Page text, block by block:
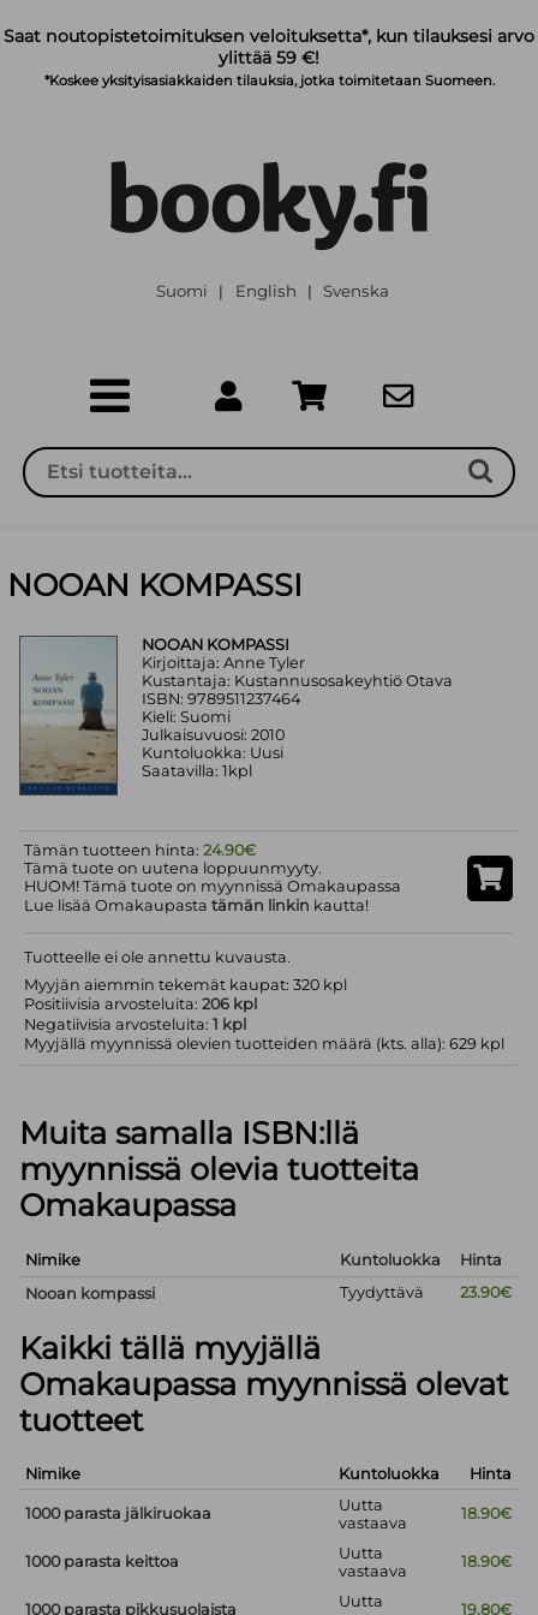
Saat noutopistetoimituksen veloituksetta*, kun tilauksesi arvo
ylittää 59 €!
*Koskee yksityisasiakkaiden tilauksia, jotka toimitetaan Suomeen.
Suomi | English | Svenska
NOOAN KOMPASSI
NOOAN KOMPASSI
Kirjoittaja: Anne Tyler
Kustantaja: Kustannusosakeyhtiö Otava
ISBN: 9789511237464
Kieli: Suomi
Julkaisuvuosi: 2010
Kuntoluokka: Uusi
Saatavilla: 1kpl
Tämän tuotteen hinta:24.90€
Tämä tuote on uutena loppuunmyyty.
HUOM! Tämä tuote on myynnissä Omakaupassa
Lue lisää Omakaupastatämän linkin kautta!
Tuotteelle ei ole annettu kuvausta.
Myyjän aiemmin tekemät kaupat: 320 kpl
Positiivisia arvosteluita:206 kpl
Negatiivisia arvosteluita:1 kpl
Myyjällä myynnissä olevien tuotteiden määrä (kts. alla): 629 kpl
Muita samalla ISBN:llä
myynnissä olevia tuotteita
Omakaupassa
Nimike Kuntoluokka
Hinta
Nooan kompassi
Tyydyttävä 23.90€
Kaikki tällä myyjällä
Omakaupassa myynnissä olevat
tuotteet
Nimike Kuntoluokka Hinta
1000 parasta jälkiruokaa
Uutta
vastaava
18.90€
1000 parasta keittoa
Uutta
vastaava
18.90€
1000 parasta pikkusuolaista
Uutta
19.80€